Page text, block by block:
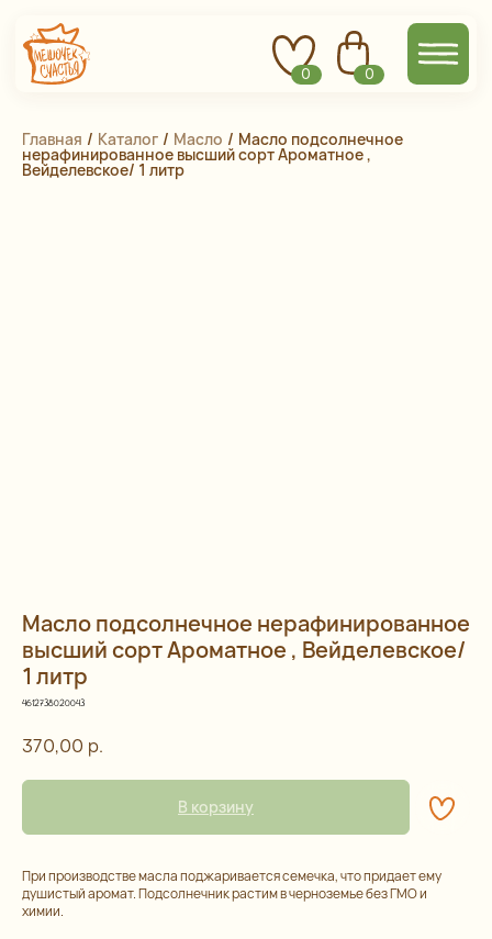
Главная / Каталог / Масло / Масло подсолнечное
нерафинированное высший сорт Ароматное ,
Вейделевское/ 1 литр
Масло подсолнечное нерафинированное
высший сорт Ароматное , Вейделевское/
1 литр
4612738020043
370,00 р.
В корзину
При производстве масла поджаривается семечка, что придает ему
душистый аромат. Подсолнечник растим в черноземье без ГМО и
химии.
Каталог
Остались
вопросы?
Контакты